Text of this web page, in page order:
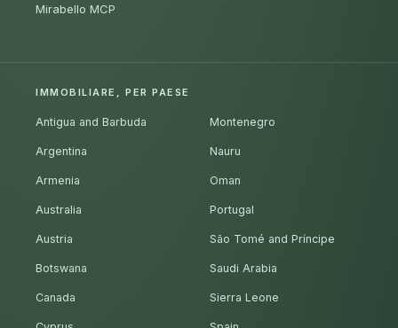
Mirabello MCP
IMMOBILIARE, PER PAESE
Antigua and Barbuda
Argentina
Armenia
Australia
Austria
Botswana
Canada
Montenegro
Nauru
Oman
Portugal
São Tomé and Príncipe
Saudi Arabia
Sierra Leone